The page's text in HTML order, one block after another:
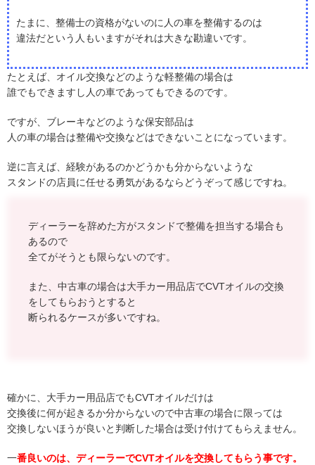
たまに、整備士の資格がないのに人の車を整備するのは
違法だという人もいますがそれは大きな勘違いです。
たとえば、オイル交換などのような軽整備の場合は
誰でもできますし人の車であってもできるのです。
ですが、ブレーキなどのような保安部品は
人の車の場合は整備や交換などはできないことになっています。
逆に言えば、経験があるのかどうかも分からないような
スタンドの店員に任せる勇気があるならどうぞって感じですね。
ディーラーを辞めた方がスタンドで整備を担当する場合も
あるので
全てがそうとも限らないのです。
また、中古車の場合は大手カー用品店でCVTオイルの交換
をしてもらおうとすると
断られるケースが多いですね。
確かに、大手カー用品店でもCVTオイルだけは
交換後に何が起きるか分からないので中古車の場合に限っては
交換しないほうが良いと判断した場合は受け付けてもらえません。
一番良いのは、ディーラーでCVTオイルを交換してもらう事です。